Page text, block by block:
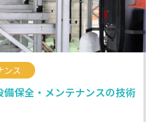
ンス
備保全・メンテナンスの技術